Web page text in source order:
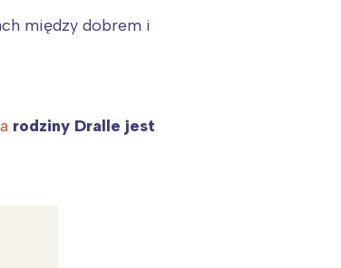
między dobrem i
rodziny Dralle jest